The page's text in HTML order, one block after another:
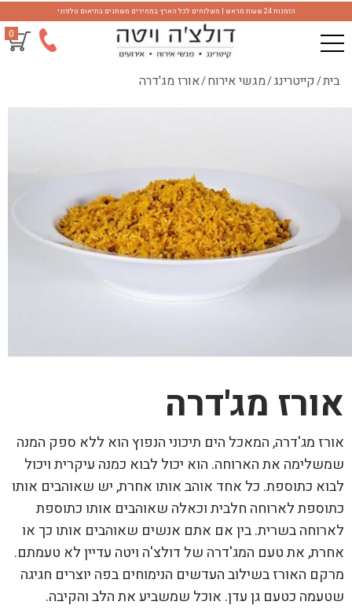
הזמנות 24 שעות מראש | משלוחים לכל הארץ במחירים משתנים בתיאום טלפוני
0
בית/קייטרינג/מגשי אירוח/אורז מג'דרה
אורז מג'דרה
אורז מג'דרה, המאכל הים תיכוני הנפוץ הוא ללא ספק המנה
שמשלימה את הארוחה. הוא יכול לבוא כמנה עיקרית ויכול
לבוא כתוספת. כל אחד אוהב אותו אחרת, יש שאוהבים אותו
כתוספת לארוחה חלבית וכאלה שאוהבים אותו כתוספת
לארוחה בשרית. בין אם אתם אנשים שאוהבים אותו כך או
אחרת, את טעם המג'דרה של דולצ'ה ויטה עדיין לא טעמתם.
מרקם האורז בשילוב העדשים הנימוחים בפה יוצרים חגיגה
שטעמה כטעם גן עדן. אוכל שמשביע את הלב והקיבה.